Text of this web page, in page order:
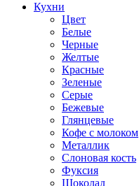
Кухни
Цвет
Белые
Черные
Желтые
Красные
Зеленые
Серые
Бежевые
Глянцевые
Кофе с молоком
Металлик
Слоновая кость
Фуксия
Шоколад